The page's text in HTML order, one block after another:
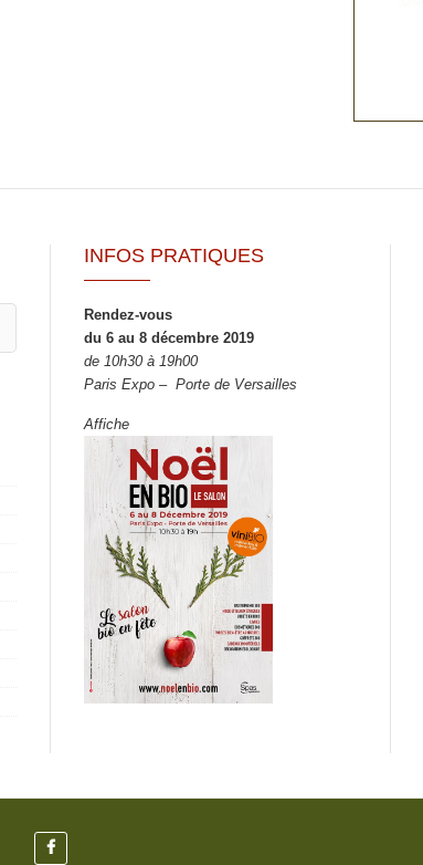
INFOS PRATIQUES
Rendez-vous
du 6 au 8 décembre 2019
de 10h30 à 19h00
Paris Expo – Porte de Versailles
Affiche